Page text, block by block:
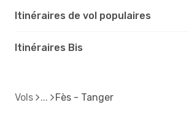
Itinéraires de vol populaires
Itinéraires Bis
Vols Fès - Tanger